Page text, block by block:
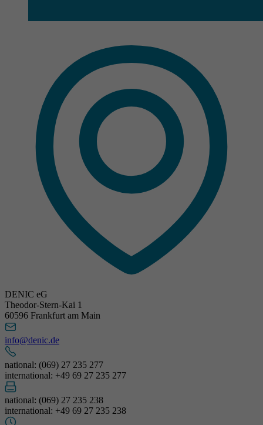
DENIC eG
Theodor-Stern-Kai 1
60596 Frankfurt am Main
info@denic.de
national: (069) 27 235 277
international: +49 69 27 235 277
national: (069) 27 235 238
international: +49 69 27 235 238